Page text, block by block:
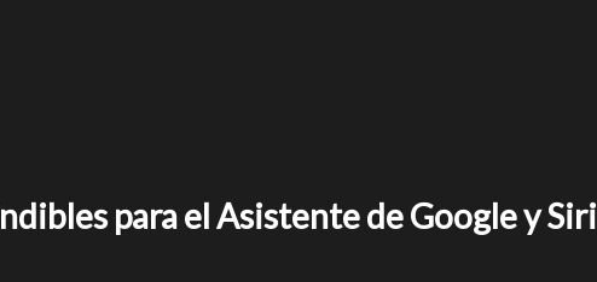
para el Asistente de Google y Siri